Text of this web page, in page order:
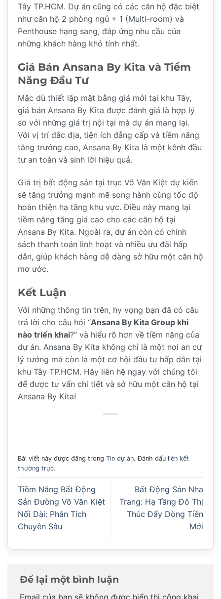
Tây TP.HCM. Dự án cũng có các căn hộ đặc biệt
như căn hộ 2 phòng ngủ + 1 (Multi-room) và
Penthouse hạng sang, đáp ứng nhu cầu của
những khách hàng khó tính nhất.
Giá Bán Ansana By Kita và Tiềm
Năng Đầu Tư
Mặc dù thiết lập mặt bằng giá mới tại khu Tây,
giá bán Ansana By Kita được đánh giá là hợp lý
so với những giá trị nội tại mà dự án mang lại.
Với vị trí đắc địa, tiện ích đẳng cấp và tiềm năng
tăng trưởng cao, Ansana By Kita là một kênh đầu
tư an toàn và sinh lời hiệu quả.
Giá trị bất động sản tại trục Võ Văn Kiệt dự kiến
sẽ tăng trưởng mạnh mẽ song hành cùng tốc độ
hoàn thiện hạ tầng khu vực. Điều này mang lại
tiềm năng tăng giá cao cho các căn hộ tại
Ansana By Kita. Ngoài ra, dự án còn có chính
sách thanh toán linh hoạt và nhiều ưu đãi hấp
dẫn, giúp khách hàng dễ dàng sở hữu một căn hộ
mơ ước.
Kết Luận
Với những thông tin trên, hy vọng bạn đã có câu
trả lời cho câu hỏi “Ansana By Kita Group khi
nào triển khai?” và hiểu rõ hơn về tiềm năng của
dự án. Ansana By Kita không chỉ là một nơi an cư
lý tưởng mà còn là một cơ hội đầu tư hấp dẫn tại
khu Tây TP.HCM. Hãy liên hệ ngay với chúng tôi
để được tư vấn chi tiết và sở hữu một căn hộ tại
Ansana By Kita!
Bài viết này được đăng trong Tin dự án. Đánh dấu liên kết
thường trực.
Tiềm Năng Bất Động
Sản Đường Võ Văn Kiệt
Nối Dài: Phân Tích
Chuyên Sâu
Bất Động Sản Nha
Trang: Hạ Tầng Đô Thị
Thúc Đẩy Dòng Tiền
Mới
Để lại một bình luận